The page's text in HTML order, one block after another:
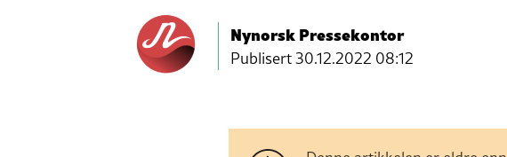
Nynorsk Pressekontor
Publisert30.12.2022 08:12